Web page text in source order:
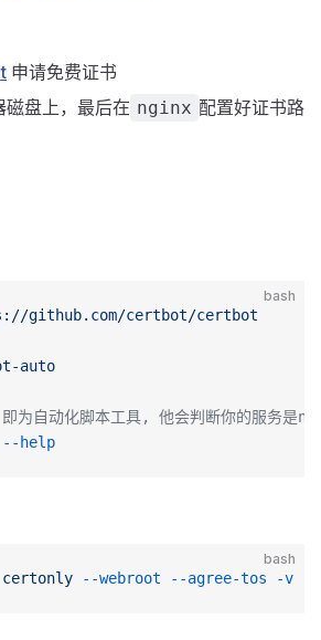
申请免费证书
盘上，最后在 nginx 配置好证书路
bash
github.com/certbot/certbot
auto
自动化脚本工具, 他会判断你的服务是
--help
bash
certonly --webroot --agree-tos -v